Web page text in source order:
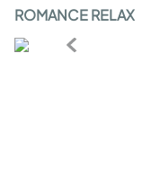
ROMANCE RELAX
armarios closet
comedores